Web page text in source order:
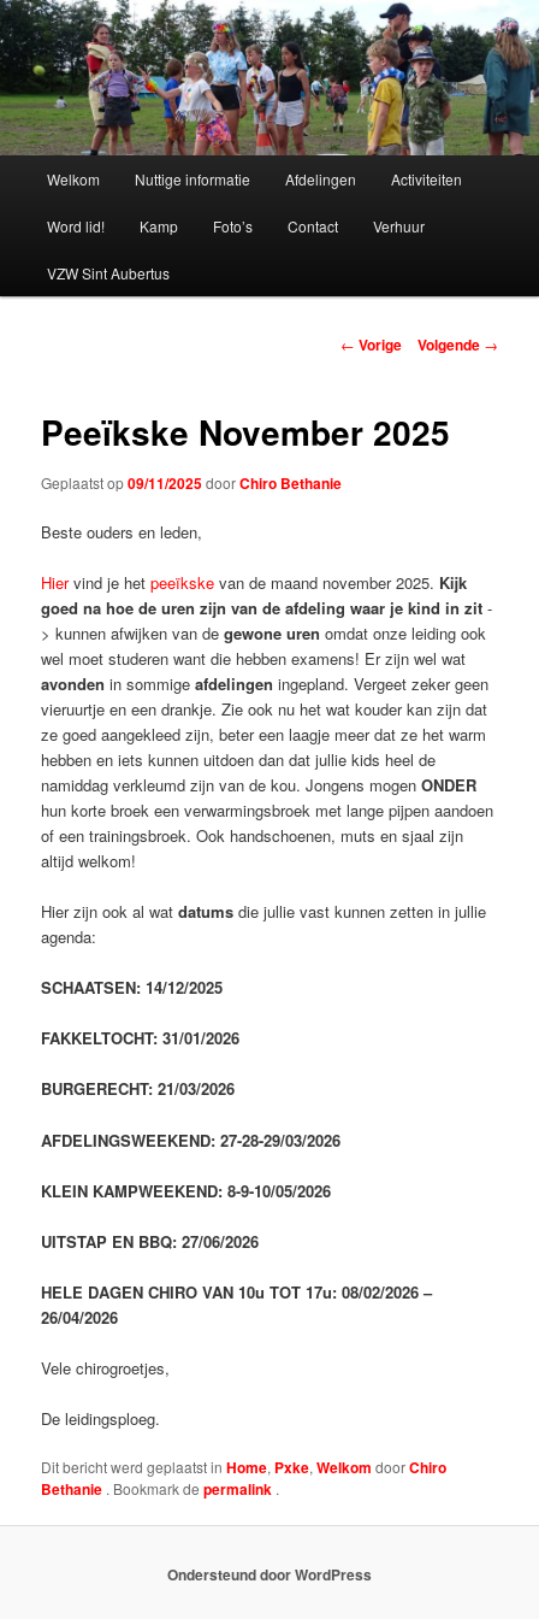
Spring
naar
de
primaire
inhoudChiro Bethanie
Welkom Nuttige informatie Afdelingen Activiteiten
Word lid! Kamp Foto’s Contact Verhuur
VZW Sint Aubertus
Berichtnavigatie
← Vorige Volgende →
Peeïkske November 2025
Geplaatst op09/11/2025doorChiro Bethanie
Beste ouders en leden,
Hiervind je hetpeeïkske van de maand november 2025. Kijk
goed na hoe de uren zijn van de afdeling waar je kind in zit -
> kunnen afwijken van degewone uren omdat onze leiding ook
wel moet studeren want die hebben examens! Er zijn wel wat
avonden in sommigeafdelingen ingepland. Vergeet zeker geen
vieruurtje en een drankje. Zie ook nu het wat kouder kan zijn dat
ze goed aangekleed zijn, beter een laagje meer dat ze het warm
hebben en iets kunnen uitdoen dan dat jullie kids heel de
namiddag verkleumd zijn van de kou. Jongens mogenONDER
hun korte broek een verwarmingsbroek met lange pijpen aandoen
of een trainingsbroek. Ook handschoenen, muts en sjaal zijn
altijd welkom!
Hier zijn ook al watdatums die jullie vast kunnen zetten in jullie
agenda:
SCHAATSEN: 14/12/2025
FAKKELTOCHT: 31/01/2026
BURGERECHT: 21/03/2026
AFDELINGSWEEKEND: 27-28-29/03/2026
KLEIN KAMPWEEKEND: 8-9-10/05/2026
UITSTAP EN BBQ: 27/06/2026
HELE DAGEN CHIRO VAN 10u TOT 17u: 08/02/2026 –
26/04/2026
Vele chirogroetjes,
De leidingsploeg.
Dit bericht werd geplaatst inHome, Pxke,Welkom doorChiro
Bethanie . Bookmark depermalink .
Ondersteund door WordPress